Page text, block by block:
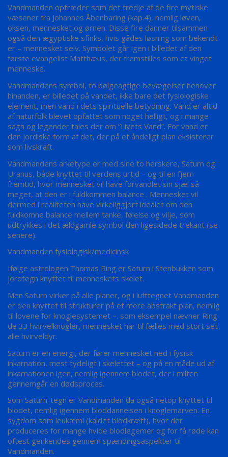
Vandmanden optræder som det tredje af de fire mytiske
væsener fra Johannes Åbenbaring (kap.4), nemlig løven,
oksen, mennesket og ørnen. Disse fire danner tilsammen
også den ægyptiske sfinks, hvis gådes løsning som bekendt
er – mennesket selv. Symbolet går igen i billedet af den
første evangelist Matthæus, der fremstilles som et vinget
menneske.
Vandmandens symbol, to bølgeagtige bevægelser henover
hinanden, er billedet på vandet, ikke bare det fysiologiske
element, men vand i dets spirituelle betydning. Vand er altid
af naturfolk blevet opfattet som noget helligt, og i mange
sagn og legender tales der om ”Livets Vand”. For vand er
den jordiske form af det, der på et åndeligt plan eksisterer
som livskraft.
Vandmandens arketype er med sine to herskere, Saturn og
Uranus, både knyttet til verdens urtid – og til en fjern
fremtid, hvor mennesket vil have forvandlet sin sjæl så
meget, at den er i fuldkommen balance . Mennesket vil
dermed i realiteten have virkeliggjort idealet om den
fuldkomne balance mellem tanke, følelse og vilje, som
udtrykkes i det ældgamle symbol den ligesidede trekant (se
senere).
Vandmanden fysiologisk/medicinsk
Ifølge astrologen Thomas Ring er Saturn i Stenbukken som
jordtegn knyttet til menneskets skelet.
Men Saturn virker på alle planer, og i lufttegnet Vandmanden
er den knyttet til strukturer på et mere abstrakt plan, nemlig
til lovene for knoglesystemet –. som eksempel nævner Ring
de 33 hvirvelknogler, mennesket har til fælles med stort set
alle hvirveldyr.
Saturn er en energi, der fører mennesket ned i fysisk
inkarnation, mest tydeligt i skelettet – og på en måde ud af
inkarnationen igen, nemlig igennem blodet, der i milten
gennemgår en dødsproces.
Som Saturn-tegn er Vandmanden da også netop knyttet til
blodet, nemlig igennem bloddannelsen i knoglemarven. En
sygdom som leukæmi (kaldet blodkræft), hvor der
produceres for mange hvide blodlegemer og for få røde kan
oftest genkendes gennem spændingsaspekter til
Vandmanden.